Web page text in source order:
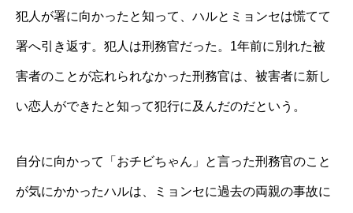
犯人が署に向かったと知って、ハルとミョンセは慌てて
署へ引き返す。犯人は刑務官だった。1年前に別れた被
害者のことが忘れられなかった刑務官は、被害者に新し
い恋人ができたと知って犯行に及んだのだという。
自分に向かって「おチビちゃん」と言った刑務官のこと
が気にかかったハルは、ミョンセに過去の両親の事故に